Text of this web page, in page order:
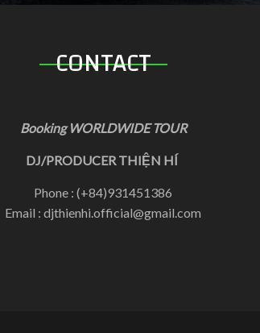
CONTACT
Booking WORLDWIDE TOUR
DJ/PRODUCER THIỆN HÍ
Phone : (+84)931451386
Email : djthienhi.official@gmail.com